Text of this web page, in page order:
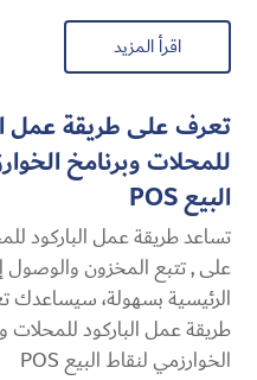
اقرأ المزيد
تعرف على طريقة عمل
للمحلات وبرنامخ
البيع POS
تساعد طريقة عمل الباركود
على , تتبع المخزون والوصول
الرئيسية بسهولة، سيساعدك
طريقة عمل الباركود للمحلات
الخوارزمي لنقاط البيع POS